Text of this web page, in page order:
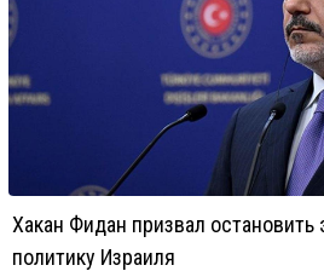
Хакан Фидан призвал остановить
политику Израиля